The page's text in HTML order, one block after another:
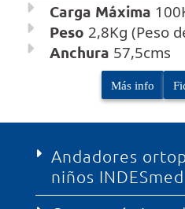
Carga Máxima
Peso 2,8Kg (Peso
Anchura 57,5cms
Más info
Andadores
niños